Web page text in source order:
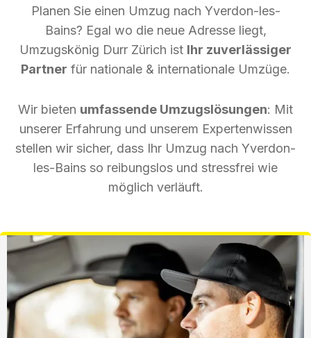
Planen Sie einen Umzug nach Yverdon-les-
Bains? Egal wo die neue Adresse liegt,
Umzugskönig Durr Zürich ist Ihr zuverlässiger
Partner für nationale & internationale Umzüge.
Wir bieten umfassende Umzugslösungen: Mit
unserer Erfahrung und unserem Expertenwissen
stellen wir sicher, dass Ihr Umzug nach Yverdon-
les-Bains so reibungslos und stressfrei wie
möglich verläuft.